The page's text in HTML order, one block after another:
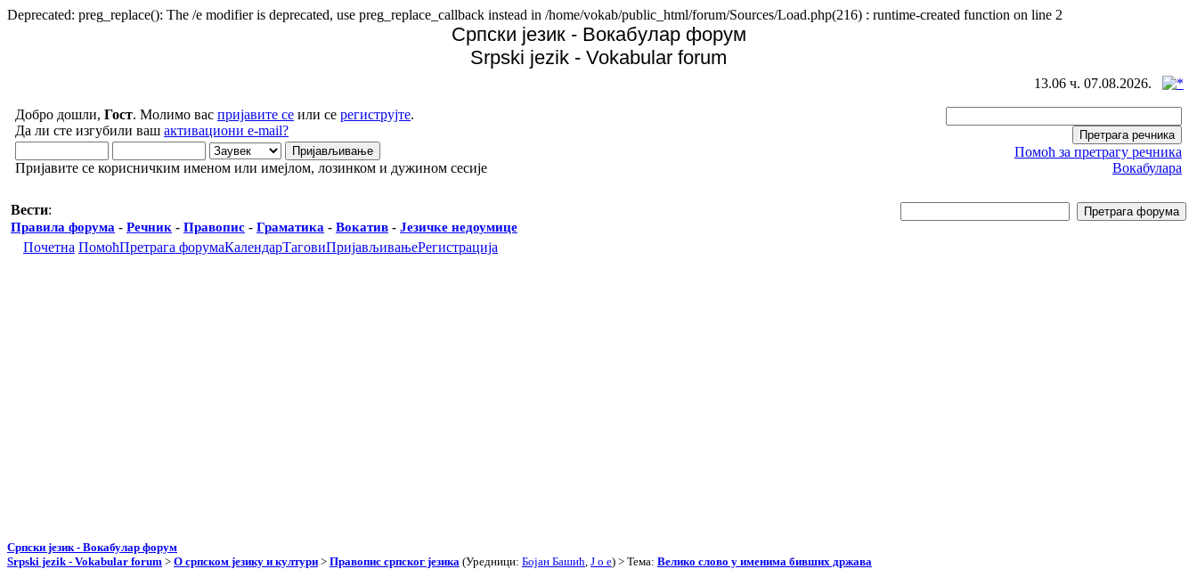
Deprecated: preg_replace(): The /e modifier is deprecated, use preg_replace_callback instead in /home/vokab/public_html/forum/Sources/Load.php(216) : runtime-created function on line 2
Српски језик - Вокабулар форум
Srpski jezik - Vokabular forum
13.06 ч. 07.08.2026.
Добро дошли, Гост. Молимо вас пријавите се или се региструјте.
Да ли сте изгубили ваш активациони e-mail?
Пријавите се корисничким именом или имејлом, лозинком и дужином сесије
Помоћ за претрагу речника
Вокабулара
Вести:
Правила форума - Речник - Правопис - Граматика - Вокатив - Језичке недоумице
Почетна ПомоћПретрага форумаКалендарТаговиПријављивањеРегистрација
Српски језик - Вокабулар форум
Srpski jezik - Vokabular forum > О српском језику и култури > Правопис српског језика (Уредници: Бојан Башић J o e) > Тема: Велико слово у именима бивших држава